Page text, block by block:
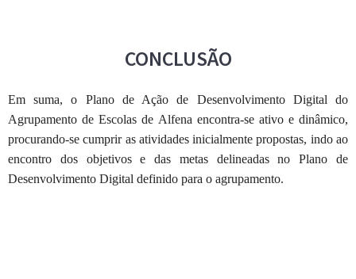
CONCLUSÃO
Em suma, o Plano de Ação de Desenvolvimento Digital do
Agrupamento de Escolas de Alfena encontra-se ativo e dinâmico,
procurando-se cumprir as atividades inicialmente propostas, indo ao
encontro dos objetivos e das metas delineadas no Plano de
Desenvolvimento Digital definido para o agrupamento.